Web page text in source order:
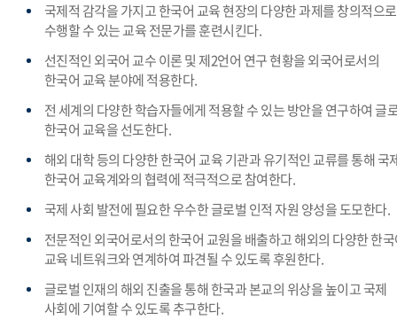
국제적 감각을 가지고 한국어 교육 현장의 다양한 과제를 창의적으로
수행할 수 있는 교육 전문가를 훈련시킨다.
선진적인 외국어 교수 이론 및 제2언어 연구 현황을 외국어로서의
한국어 교육 분야에 적용한다.
전 세계의 다양한 학습자들에게 적용할 수 있는 방안을 연구하여 글
한국어 교육을 선도한다.
해외 대학 등의 다양한 한국어 교육 기관과 유기적인 교류를 통해 국
한국어 교육계와의 협력에 적극적으로 참여한다.
국제 사회 발전에 필요한 우수한 글로벌 인적 자원 양성을 도모한다.
전문적인 외국어로서의 한국어 교원을 배출하고 해외의 다양한 한
교육 네트워크와 연계하여 파견될 수 있도록 후원한다.
글로벌 인재의 해외 진출을 통해 한국과 본교의 위상을 높이고 국제
사회에 기여할 수 있도록 추구한다.